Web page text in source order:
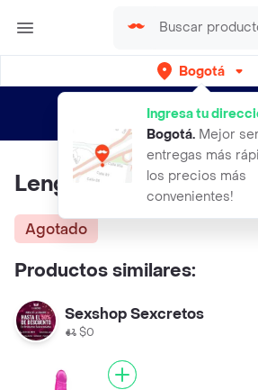
Bogotá
Ingresa tu
Bogotá. Mejor
entregas más
los precios más
convenientes!
envíos gratis por semanas
Lengua Unicorne
Agotado
Productos similares:
Sexshop Sexcretos
$0